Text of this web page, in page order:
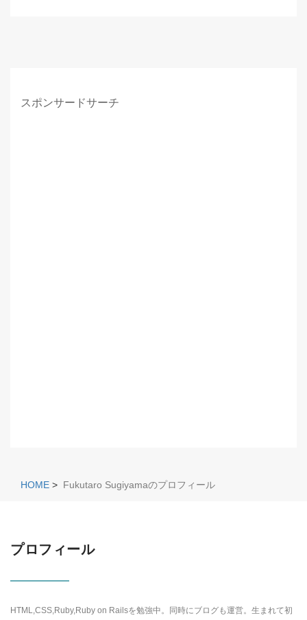
スポンサードサーチ
HOME > Fukutaro Sugiyamaのプロフィール
プロフィール
HTML,CSS,Ruby,Ruby on Railsを勉強中。同時にブログも運営。生まれて初